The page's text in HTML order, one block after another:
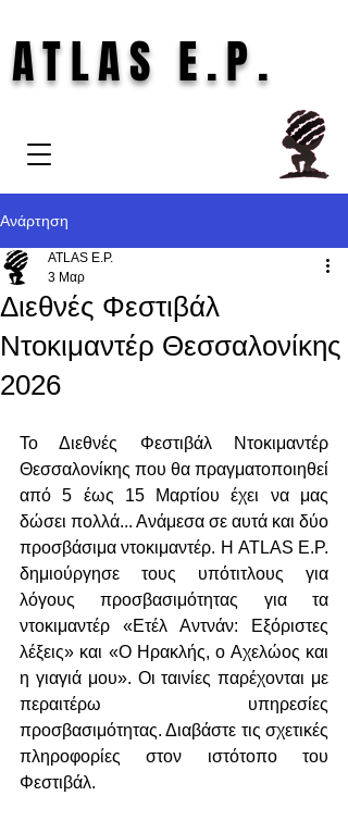
ATLAS E.P.
Ανάρτηση
Διεθνές Φεστιβάλ
Ντοκιμαντέρ Θεσσαλονίκης
2026
ATLAS E.P.
3 Μαρ
Το Διεθνές Φεστιβάλ Ντοκιμαντέρ
Θεσσαλονίκης που θα πραγματοποιηθεί
από 5 έως 15 Μαρτίου έχει να μας
δώσει πολλά... Ανάμεσα σε αυτά και δύο
προσβάσιμα ντοκιμαντέρ. Η ATLAS E.P.
δημιούργησε τους υπότιτλους για
λόγους προσβασιμότητας για τα
ντοκιμαντέρ «Ετέλ Αντνάν: Eξόριστες
λέξεις» και «Ο Ηρακλής, ο Αχελώος και
η γιαγιά μου». Οι ταινίες παρέχονται με
περαιτέρω υπηρεσίες
προσβασιμότητας. Διαβάστε τις σχετικές
πληροφορίες στον ιστότοπο του
Φεστιβάλ.